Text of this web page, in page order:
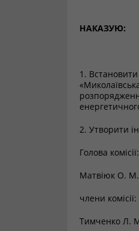
НАКАЗУЮ:
1.
2. Утворити
Голова комісії:
Матвіюк О.
члени комісії:
Тимченко